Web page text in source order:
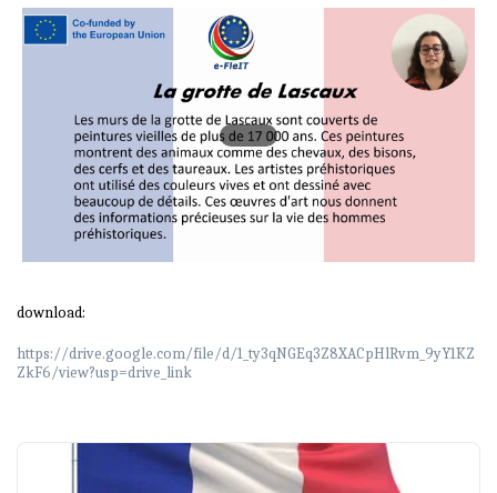
download:
https://drive.google.com/file/d/1_ty3qNGEq3Z8XACpHlRvm_9yY1KZ
ZkF6/view?usp=drive_link